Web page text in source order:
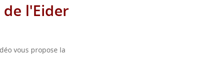
l'Eider
vous propose la